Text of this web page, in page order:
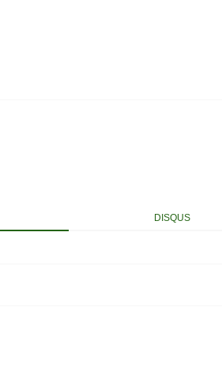
DISQUS